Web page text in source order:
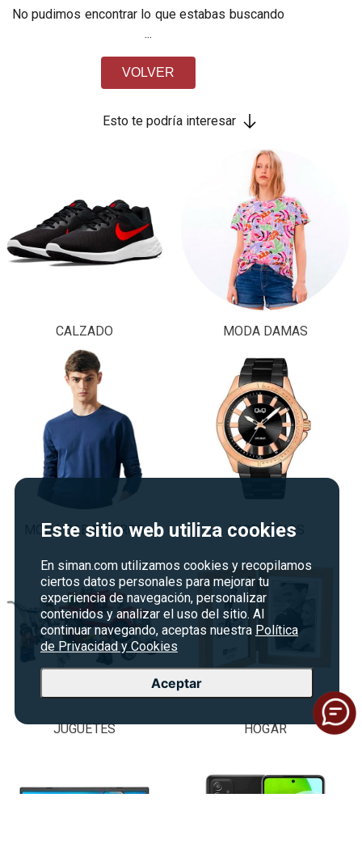
Este sitio web utiliza cookies
En siman.com utilizamos cookies y recopilamos
ciertos datos personales para mejorar tu
experiencia de navegación, personalizar
contenidos y analizar el uso del sitio. Al
continuar navegando, aceptas nuestra Política
de Privacidad y Cookies
Aceptar
No pudimos encontrar lo que estabas buscando
...
VOLVER
Esto te podría interesar
CALZADO MODA DAMAS
MODA CABALLEROS ACCESORIOS
JUGUETES HOGAR